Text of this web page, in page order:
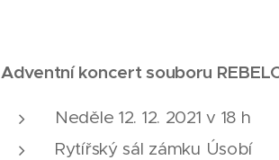
Adventní koncert souboru
Neděle 12. 12. 2021 v 18 h
Rytířský sál zámku Úsobí